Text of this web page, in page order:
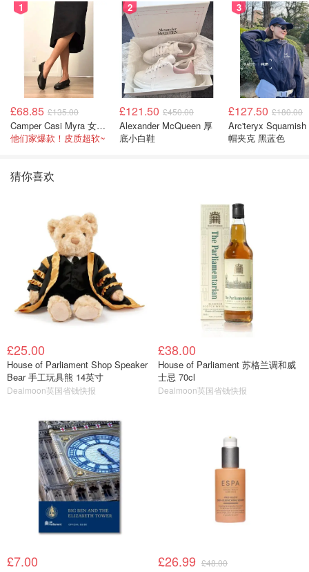
1
£68.85 £135.00
Camper Casi Myra 女士乐福鞋
他们家爆款！皮质超软~
2
£121.50 £450.00
Alexander McQueen 厚
底小白鞋
3
£127.50 £180.00
Arc'teryx Squamish
帽夹克 黑蓝色
猜你喜欢
£25.00
House of Parliament Shop Speaker
Bear 手工玩具熊 14英寸
Dealmoon英国省钱快报
£38.00
House of Parliament 苏格兰调和威
士忌 70cl
Dealmoon英国省钱快报
£7.00 £26.99 £48.00